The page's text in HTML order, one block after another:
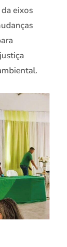
eixos